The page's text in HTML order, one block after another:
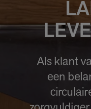
Als klant
een